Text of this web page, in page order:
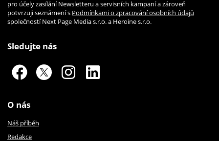
pro účely zasílání Newsletteru a servisních kampaní a zároveň
potvrzuji seznámení s Podmínkami o zpracování osobních údajů
společností Next Page Media s.r.o. a Heroine s.r.o.
Sledujte nás
O nás
Náš příběh
Redakce